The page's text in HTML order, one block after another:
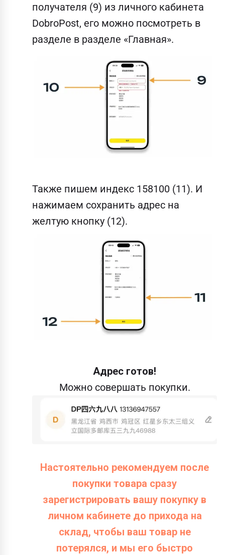
получателя (9) из личного кабинета
DobroPost, его можно посмотреть в
разделе в разделе «Главная».
Также пишем индекс 158100 (11). И
нажимаем сохранить адрес на
желтую кнопку (12).
Адрес готов!
Можно совершать покупки.
Настоятельно рекомендуем после
покупки товара сразу
зарегистрировать вашу покупку в
личном кабинете до прихода на
склад, чтобы ваш товар не
потерялся, и мы его быстро